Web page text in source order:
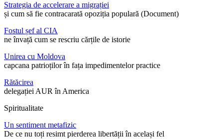
Strategia de accelerare a migrației
și cum să fie contracarată opoziția populară (Document)
Fostul șef al CIA
ne învață cum se rescriu cărțile de istorie
Unirea cu Moldova
capcana patrioților în fața impedimentelor practice
Rătăcirea
delegației AUR în America
Spiritualitate
Un sentiment metafizic
De ce nu toți resimt pierderea libertății în același fel